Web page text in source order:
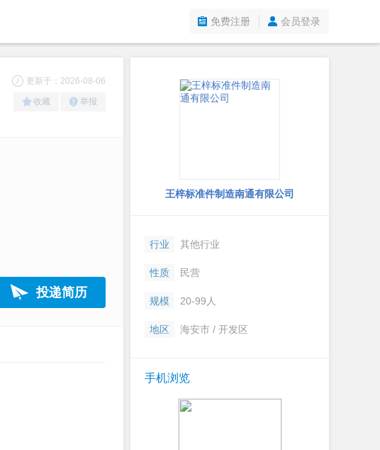
免费注册 会员登录
更新于：2026-08-06
收藏 举报
投递简历
王梓标准件制造南通有限公司
行业 其他行业
性质 民营
规模 20-99人
地区 海安市 / 开发区
手机浏览